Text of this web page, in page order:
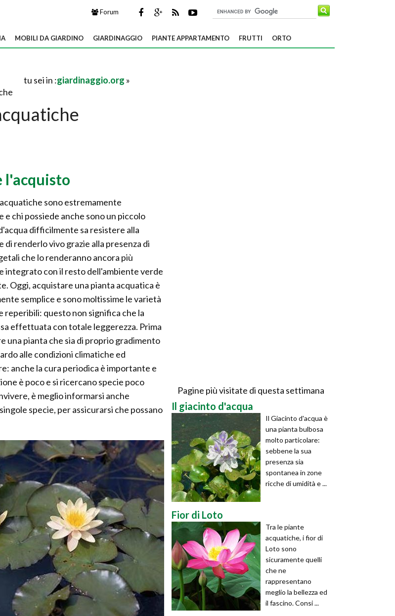
Forum
MOBILI DA GIARDINO GIARDINAGGIO PIANTE APPARTAMENTO FRUTTI ORTO
tu sei in :giardinaggio.org »
l'acquisto
sono estremamente
e chi possiede anche sono un piccolo
difficilmente sa resistere alla
di renderlo vivo grazie alla presenza di
che lo renderanno ancora più
integrato con il resto dell'ambiente verde
Oggi, acquistare una pianta acquatica è
semplice e sono moltissime le varietà
reperibili: questo non significa che la
effettuata con totale leggerezza. Prima
una pianta che sia di proprio gradimento
alle condizioni climatiche ed
anche la cura periodica è importante e
è poco e si ricercano specie poco
è meglio informarsi anche
specie, per assicurarsi che possano
Pagine più visitate di questa settimana
Il giacinto d'acqua
Il Giacinto d'acqua è
una pianta bulbosa
molto particolare:
sebbene la sua
presenza sia
spontanea in zone
ricche di umidità e ...
Fior di Loto
Tra le piante
acquatiche, i fior di
Loto sono
sicuramente quelli
che ne
rappresentano
meglio la bellezza ed
il fascino. Consi ...